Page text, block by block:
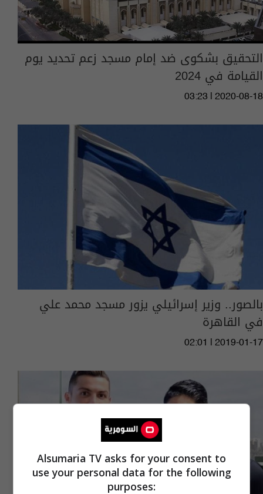
التحقيق بشكوى ضد إمام مسجد زعم تحديد يوم
القيامة في 2024
03:23 | 2020-08-18
بالصور.. وزير إسرائيلي يزور مسجد محمد علي
في القاهرة
02:01 | 2019-01-17
Alsumaria TV asks for your consent to
use your personal data for the following
purposes: